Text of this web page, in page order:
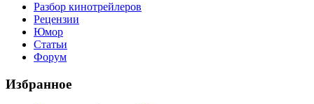
Разбор кинотрейлеров
Рецензии
Юмор
Статьи
Форум
Избранное